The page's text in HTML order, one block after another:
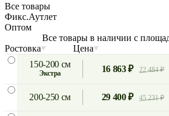
Все товары
Фикс.Аутлет
Оптом
Все товары в наличии с
Ростовка
Цена
150-200 см
экстра 16 863 ₽ 22 484 ₽
200-250 см 29 400 ₽ 45 231 ₽